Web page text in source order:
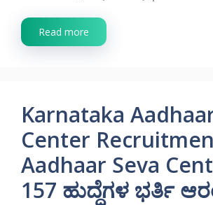
Read more
Karnataka
Center
Aadhaar Seva
157 ಹುದ್ದೆಗಳ ಭರ್ತಿ